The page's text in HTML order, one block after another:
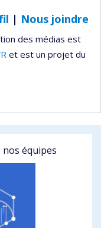
| Nous joindre
des médias est
et est un projet du
équipes